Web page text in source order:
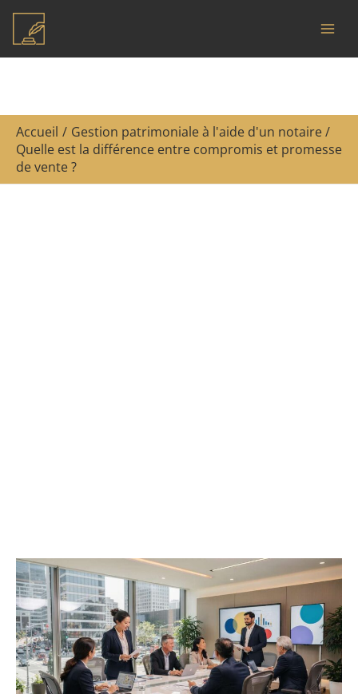
Aller
contenu
Accueil
Gestion patrimoniale à l'aide d'un notaire
Quelle est la différence entre compromis et promesse
de vente ?
R
e
c
e
r
c